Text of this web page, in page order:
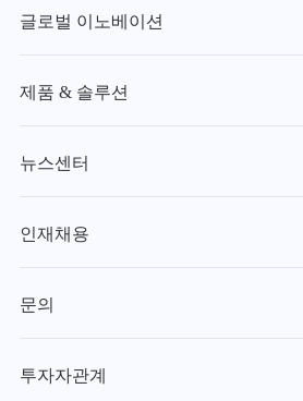
글로벌 이노베이션
제품 & 솔루션
뉴스센터
인재채용
문의
투자자관계